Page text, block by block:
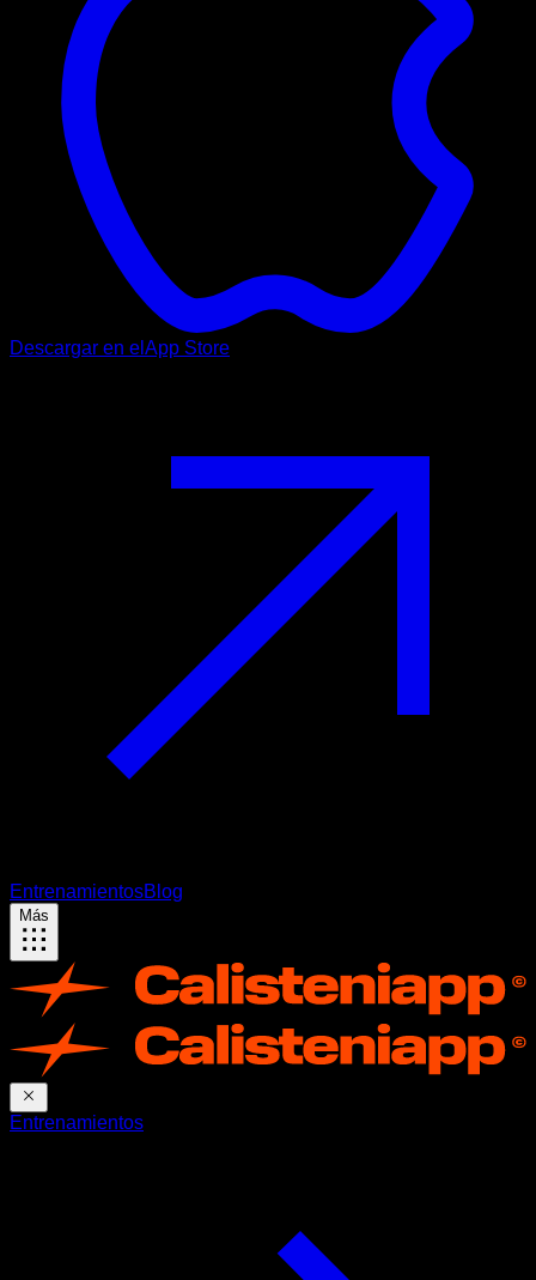
Descargar en el App Store
EntrenamientosBlog
Más
Entrenamientos